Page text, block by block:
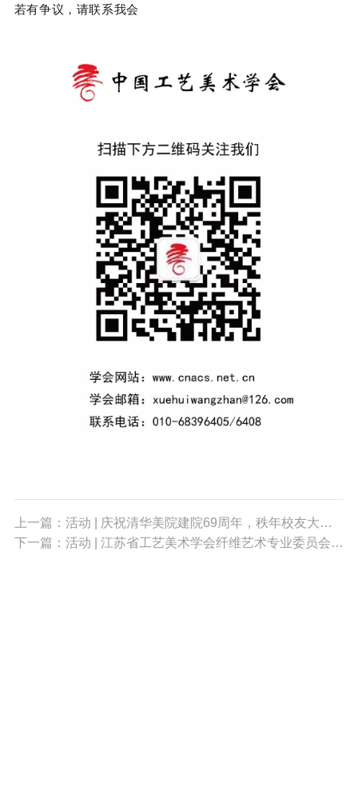
若有争议，请联系我会
上一篇：活动 | 庆祝清华美院建院69周年，秩年校友大会召开
下一篇：活动 | 江苏省工艺美术学会纤维艺术专业委员会成立大会在苏州大学举行